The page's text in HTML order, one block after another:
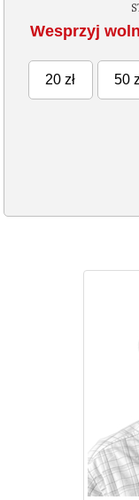
Wesprzyj
20 zł 50